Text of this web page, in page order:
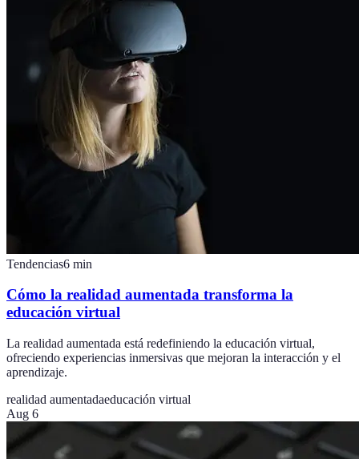
Tendencias6 min
Cómo la realidad aumentada transforma la
educación virtual
La realidad aumentada está redefiniendo la educación virtual,
ofreciendo experiencias inmersivas que mejoran la interacción y el
aprendizaje.
realidad aumentadaeducación virtual
Aug 6